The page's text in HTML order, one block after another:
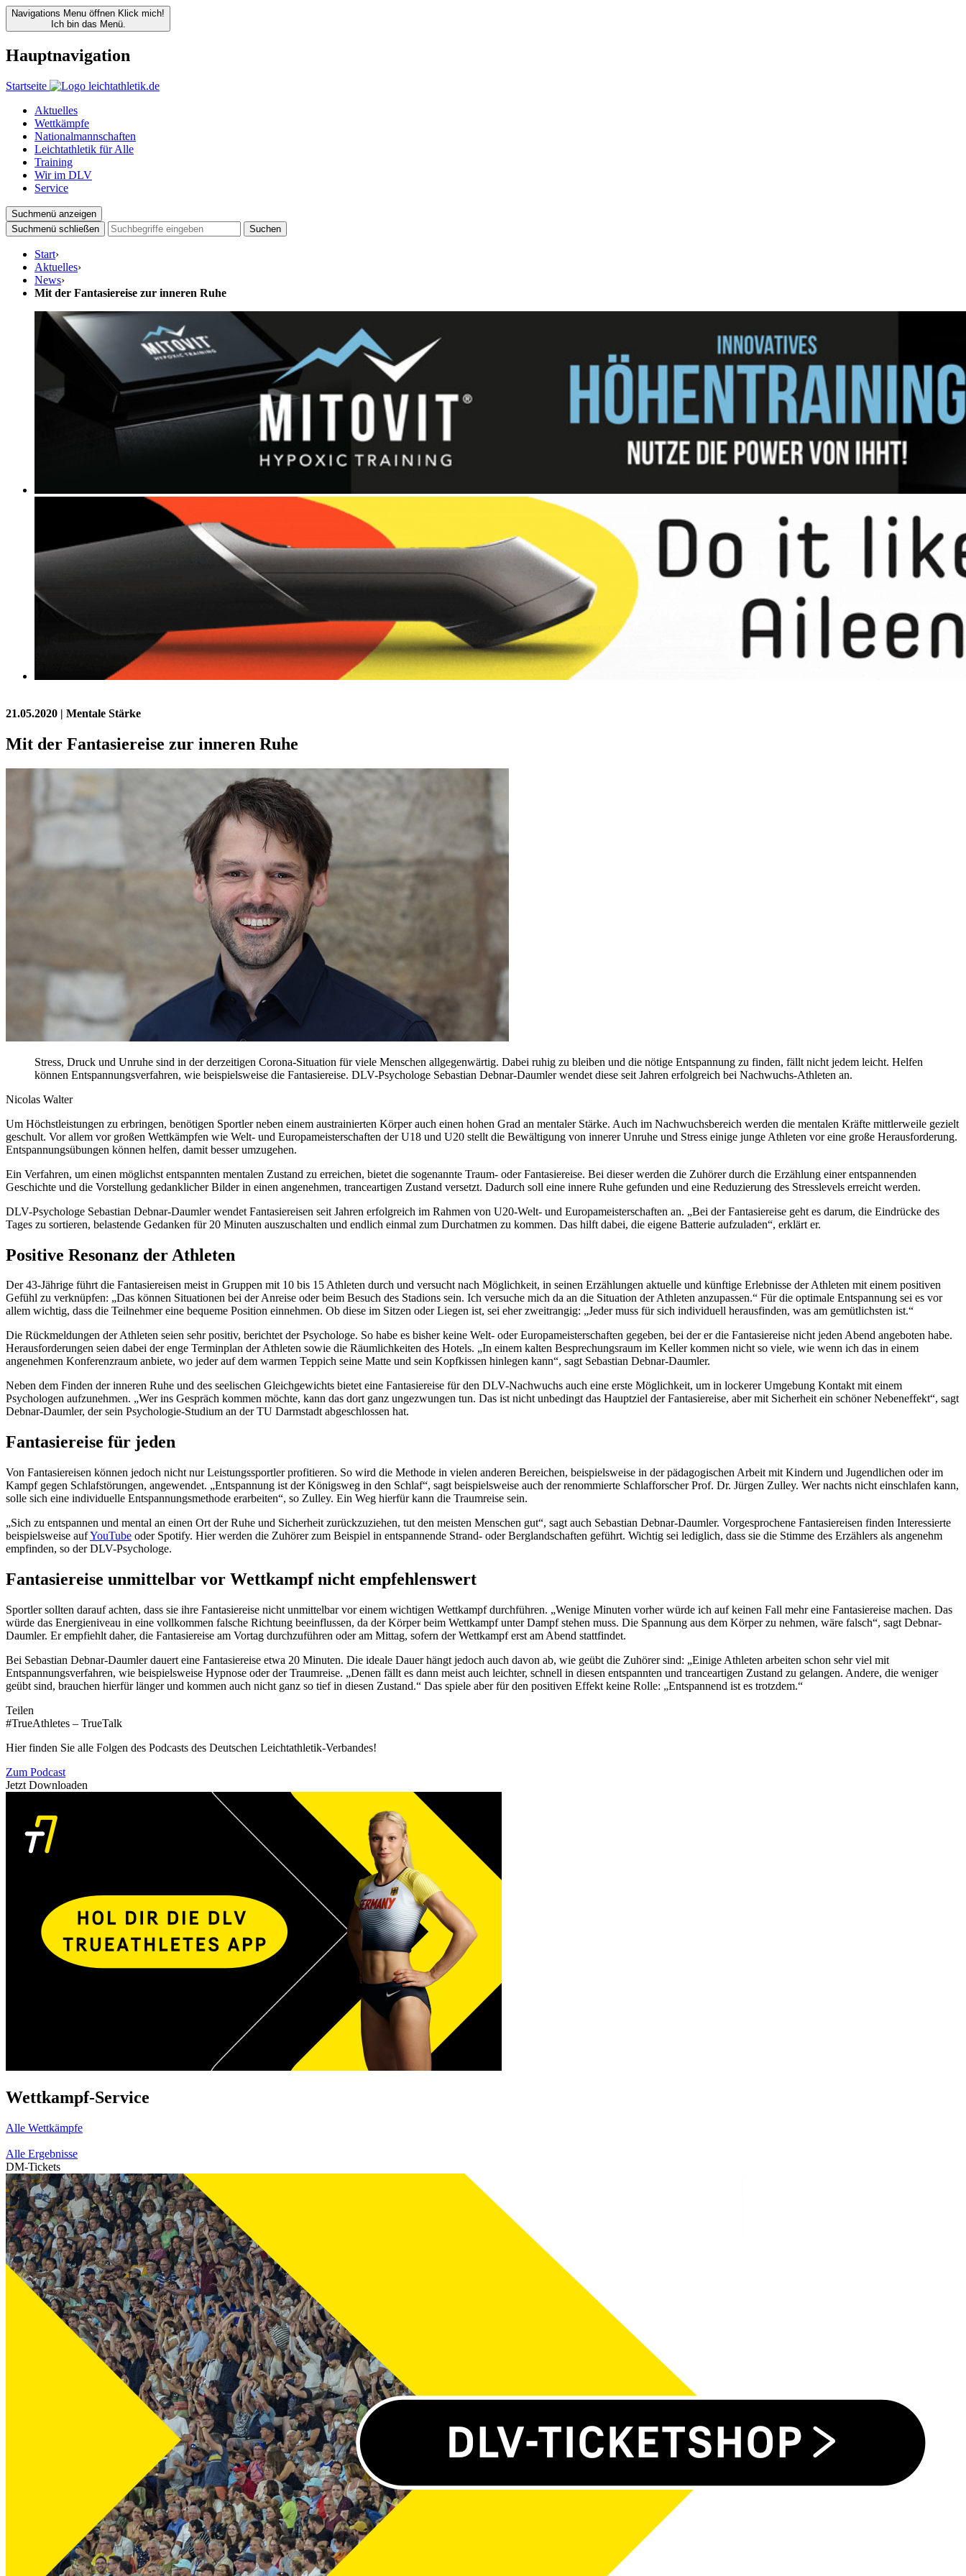
Navigations Menu öffnen Klick mich!
Ich bin das Menü.
Hauptnavigation
Startseite
Aktuelles
Wettkämpfe
Nationalmannschaften
Leichtathletik für Alle
Training
Wir im DLV
Service
Suchmenü anzeigen
Suchmenü schließen
Suchen
Start›
Aktuelles›
News›
Mit der Fantasiereise zur inneren Ruhe
21.05.2020 | Mentale Stärke
Mit der Fantasiereise zur inneren Ruhe
Stress, Druck und Unruhe sind in der derzeitigen Corona-Situation für viele Menschen allgegenwärtig. Dabei ruhig zu bleiben und die nötige Entspannung zu finden, fällt nicht jedem leicht. Helfen
können Entspannungsverfahren, wie beispielsweise die Fantasiereise. DLV-Psychologe Sebastian Debnar-Daumler wendet diese seit Jahren erfolgreich bei Nachwuchs-Athleten an.
Nicolas Walter
Um Höchstleistungen zu erbringen, benötigen Sportler neben einem austrainierten Körper auch einen hohen Grad an mentaler Stärke. Auch im Nachwuchsbereich werden die mentalen Kräfte mittlerweile gezielt
geschult. Vor allem vor großen Wettkämpfen wie Welt- und Europameisterschaften der U18 und U20 stellt die Bewältigung von innerer Unruhe und Stress einige junge Athleten vor eine große Herausforderung.
Entspannungsübungen können helfen, damit besser umzugehen.
Ein Verfahren, um einen möglichst entspannten mentalen Zustand zu erreichen, bietet die sogenannte Traum- oder Fantasiereise. Bei dieser werden die Zuhörer durch die Erzählung einer entspannenden
Geschichte und die Vorstellung gedanklicher Bilder in einen angenehmen, tranceartigen Zustand versetzt. Dadurch soll eine innere Ruhe gefunden und eine Reduzierung des Stresslevels erreicht werden.
DLV-Psychologe Sebastian Debnar-Daumler wendet Fantasiereisen seit Jahren erfolgreich im Rahmen von U20-Welt- und Europameisterschaften an. „Bei der Fantasiereise geht es darum, die Eindrücke des
Tages zu sortieren, belastende Gedanken für 20 Minuten auszuschalten und endlich einmal zum Durchatmen zu kommen. Das hilft dabei, die eigene Batterie aufzuladen“, erklärt er.
Positive Resonanz der Athleten
Der 43-Jährige führt die Fantasiereisen meist in Gruppen mit 10 bis 15 Athleten durch und versucht nach Möglichkeit, in seinen Erzählungen aktuelle und künftige Erlebnisse der Athleten mit einem positiven
Gefühl zu verknüpfen: „Das können Situationen bei der Anreise oder beim Besuch des Stadions sein. Ich versuche mich da an die Situation der Athleten anzupassen.“ Für die optimale Entspannung sei es vor
allem wichtig, dass die Teilnehmer eine bequeme Position einnehmen. Ob diese im Sitzen oder Liegen ist, sei eher zweitrangig: „Jeder muss für sich individuell herausfinden, was am gemütlichsten ist.“
Die Rückmeldungen der Athleten seien sehr positiv, berichtet der Psychologe. So habe es bisher keine Welt- oder Europameisterschaften gegeben, bei der er die Fantasiereise nicht jeden Abend angeboten habe.
Herausforderungen seien dabei der enge Terminplan der Athleten sowie die Räumlichkeiten des Hotels. „In einem kalten Besprechungsraum im Keller kommen nicht so viele, wie wenn ich das in einem
angenehmen Konferenzraum anbiete, wo jeder auf dem warmen Teppich seine Matte und sein Kopfkissen hinlegen kann“, sagt Sebastian Debnar-Daumler.
Neben dem Finden der inneren Ruhe und des seelischen Gleichgewichts bietet eine Fantasiereise für den DLV-Nachwuchs auch eine erste Möglichkeit, um in lockerer Umgebung Kontakt mit einem
Psychologen aufzunehmen. „Wer ins Gespräch kommen möchte, kann das dort ganz ungezwungen tun. Das ist nicht unbedingt das Hauptziel der Fantasiereise, aber mit Sicherheit ein schöner Nebeneffekt“, sagt
Debnar-Daumler, der sein Psychologie-Studium an der TU Darmstadt abgeschlossen hat.
Fantasiereise für jeden
Von Fantasiereisen können jedoch nicht nur Leistungssportler profitieren. So wird die Methode in vielen anderen Bereichen, beispielsweise in der pädagogischen Arbeit mit Kindern und Jugendlichen oder im
Kampf gegen Schlafstörungen, angewendet. „Entspannung ist der Königsweg in den Schlaf“, sagt beispielsweise auch der renommierte Schlafforscher Prof. Dr. Jürgen Zulley. Wer nachts nicht einschlafen kann,
solle sich eine individuelle Entspannungsmethode erarbeiten“, so Zulley. Ein Weg hierfür kann die Traumreise sein.
„Sich zu entspannen und mental an einen Ort der Ruhe und Sicherheit zurückzuziehen, tut den meisten Menschen gut“, sagt auch Sebastian Debnar-Daumler. Vorgesprochene Fantasiereisen finden Interessierte
beispielsweise aufYouTube oder Spotify. Hier werden die Zuhörer zum Beispiel in entspannende Strand- oder Berglandschaften geführt. Wichtig sei lediglich, dass sie die Stimme des Erzählers als angenehm
empfinden, so der DLV-Psychologe.
Fantasiereise unmittelbar vor Wettkampf nicht empfehlenswert
Sportler sollten darauf achten, dass sie ihre Fantasiereise nicht unmittelbar vor einem wichtigen Wettkampf durchführen. „Wenige Minuten vorher würde ich auf keinen Fall mehr eine Fantasiereise machen. Das
würde das Energieniveau in eine vollkommen falsche Richtung beeinflussen, da der Körper beim Wettkampf unter Dampf stehen muss. Die Spannung aus dem Körper zu nehmen, wäre falsch“, sagt Debnar-
Daumler. Er empfiehlt daher, die Fantasiereise am Vortag durchzuführen oder am Mittag, sofern der Wettkampf erst am Abend stattfindet.
Bei Sebastian Debnar-Daumler dauert eine Fantasiereise etwa 20 Minuten. Die ideale Dauer hängt jedoch auch davon ab, wie geübt die Zuhörer sind: „Einige Athleten arbeiten schon sehr viel mit
Entspannungsverfahren, wie beispielsweise Hypnose oder der Traumreise. „Denen fällt es dann meist auch leichter, schnell in diesen entspannten und tranceartigen Zustand zu gelangen. Andere, die weniger
geübt sind, brauchen hierfür länger und kommen auch nicht ganz so tief in diesen Zustand.“ Das spiele aber für den positiven Effekt keine Rolle: „Entspannend ist es trotzdem.“
Teilen
#TrueAthletes – TrueTalk
Hier finden Sie alle Folgen des Podcasts des Deutschen Leichtathletik-Verbandes!
Zum Podcast
Jetzt Downloaden
Wettkampf-Service
Alle Wettkämpfe
Alle Ergebnisse
DM-Tickets